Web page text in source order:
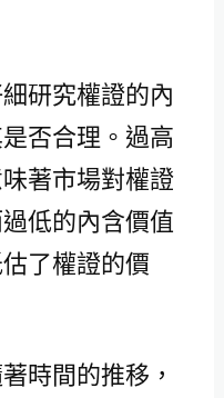
研究權證的內
否合理。過高
著市場對權證
低的內含價值
了權證的價
時間的推移，